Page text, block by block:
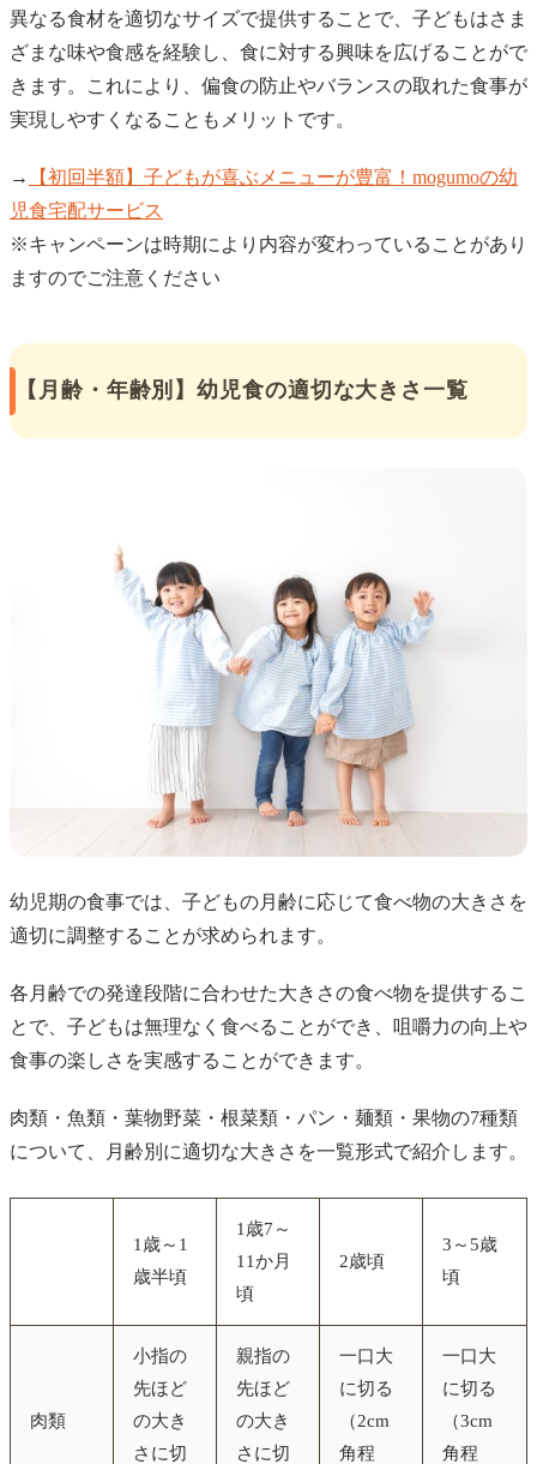
異なる食材を適切なサイズで提供することで、子どもはさま
ざまな味や食感を経験し、食に対する興味を広げることがで
きます。これにより、偏食の防止やバランスの取れた食事が
実現しやすくなることもメリットです。
→
【初回半額】子どもが喜ぶメニューが豊富！mogumoの幼
児食宅配サービス
※キャンペーンは時期により内容が変わっていることがあり
ますのでご注意ください
【月齢・年齢別】幼児食の適切な大きさ一覧
幼児期の食事では、子どもの月齢に応じて食べ物の大きさを
適切に調整することが求められます。
各月齢での発達段階に合わせた大きさの食べ物を提供するこ
とで、子どもは無理なく食べることができ、咀嚼力の向上や
食事の楽しさを実感することができます。
肉類・魚類・葉物野菜・根菜類・パン・麺類・果物の7種類
について、月齢別に適切な大きさを一覧形式で紹介します。
1歳～1
歳半頃
1歳7～
11か月
頃
2歳頃
3～5歳
頃
肉類
小指の
先ほど
の大き
さに切
親指の
先ほど
の大き
さに切
一口大
に切る
（2cm
角程
一口大
に切る
（3cm
角程